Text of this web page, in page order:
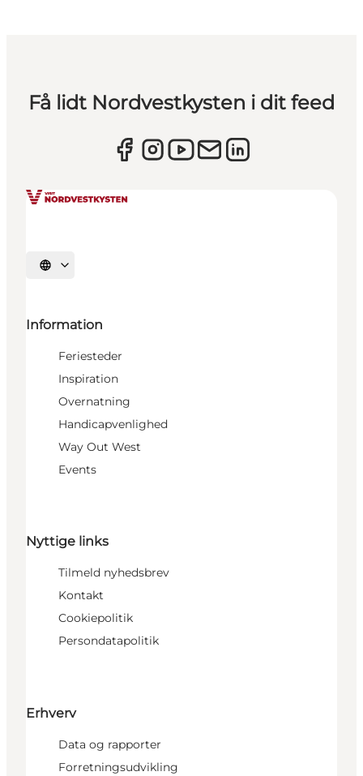
Få lidt Nordvestkysten i dit feed
Vælg sprog
Information
Feriesteder
Inspiration
Overnatning
Handicapvenlighed
Way Out West
Events
Nyttige links
Tilmeld nyhedsbrev
Kontakt
Cookiepolitik
Persondatapolitik
Erhverv
Data og rapporter
Forretningsudvikling